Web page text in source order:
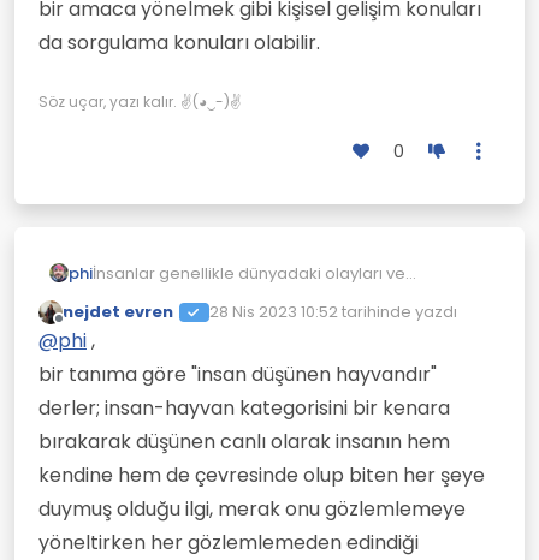
bir amaca yönelmek gibi kişisel gelişim konuları
da sorgulama konuları olabilir.
Söz uçar, yazı kalır. ✌(◕‿-)✌
0
phiİnsanlar genellikle dünyadaki olayları ve
ihtiyacı hissederler. Sorgulama, bir soruna veya bir
konuya derinlemesine bakarak anlamak,
açıklamak ve çözümlemek için zihinsel bir çaba
gerektirir. İnsanlar, özellikle anlamlı bir yaşam
sürdürmek istedikleri için, hayatın anlamı, kendileri
ve başkaları hakkındaki inançlar, insan doğası,
etik, adalet, özgürlük, mutluluk gibi temel konuları
sorgularlar. Ayrıca, kendilerini tanımak,
başkalarıyla ilişkilerini anlamak, karar vermek ve
bir amaca yönelmek gibi kişisel gelişim konuları
da sorgulama konuları olabilir.
Çevrimdışı
nejdet evren 28 Nis 2023 10:52tarihinde yazdı
Son düzenleyen:
@phi,
bir tanıma göre "insan düşünen hayvandır"
derler; insan-hayvan kategorisini bir kenara
bırakarak düşünen canlı olarak insanın hem
kendine hem de çevresinde olup biten her şeye
duymuş olduğu ilgi, merak onu gözlemlemeye
yöneltirken her gözlemlemeden edindiği